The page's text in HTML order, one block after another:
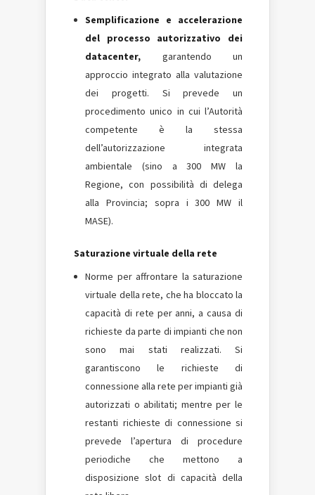
Semplificazione e accelerazione
del processo autorizzativo dei
datacenter, garantendo un
approccio integrato alla valutazione
dei progetti. Si prevede un
procedimento unico in cui l’Autorità
competente è la stessa
dell’autorizzazione integrata
ambientale (sino a 300 MW la
Regione, con possibilità di delega
alla Provincia; sopra i 300 MW il
MASE).
Saturazione virtuale della rete
Norme per affrontare la saturazione
virtuale della rete, che ha bloccato la
capacità di rete per anni, a causa di
richieste da parte di impianti che non
sono mai stati realizzati. Si
garantiscono le richieste di
connessione alla rete per impianti già
autorizzati o abilitati; mentre per le
restanti richieste di connessione si
prevede l’apertura di procedure
periodiche che mettono a
disposizione slot di capacità della